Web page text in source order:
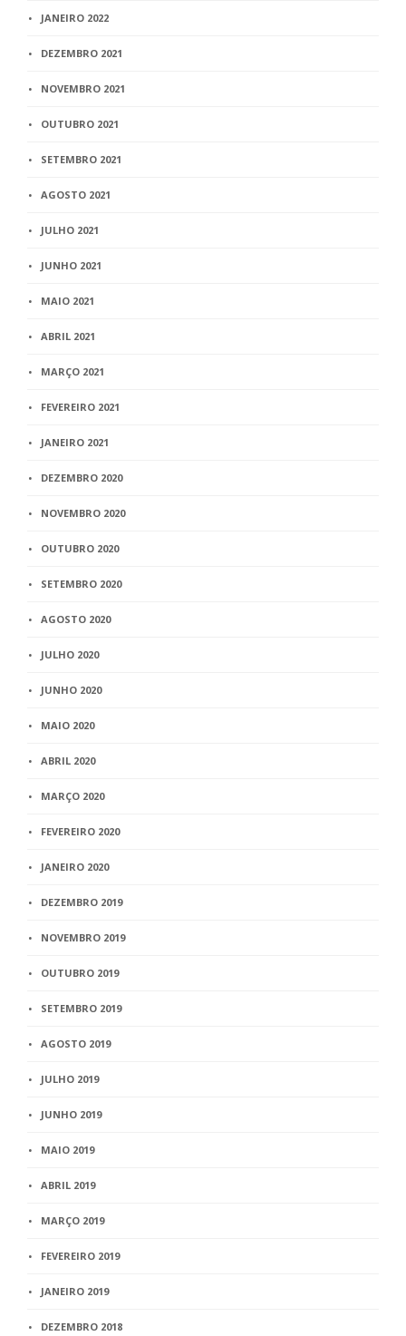
JANEIRO 2022
DEZEMBRO 2021
NOVEMBRO 2021
OUTUBRO 2021
SETEMBRO 2021
AGOSTO 2021
JULHO 2021
JUNHO 2021
MAIO 2021
ABRIL 2021
MARÇO 2021
FEVEREIRO 2021
JANEIRO 2021
DEZEMBRO 2020
NOVEMBRO 2020
OUTUBRO 2020
SETEMBRO 2020
AGOSTO 2020
JULHO 2020
JUNHO 2020
MAIO 2020
ABRIL 2020
MARÇO 2020
FEVEREIRO 2020
JANEIRO 2020
DEZEMBRO 2019
NOVEMBRO 2019
OUTUBRO 2019
SETEMBRO 2019
AGOSTO 2019
JULHO 2019
JUNHO 2019
MAIO 2019
ABRIL 2019
MARÇO 2019
FEVEREIRO 2019
JANEIRO 2019
DEZEMBRO 2018